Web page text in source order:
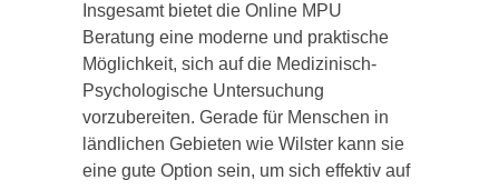
Insgesamt bietet die Online MPU
Beratung eine moderne und praktische
Möglichkeit, sich auf die Medizinisch-
Psychologische Untersuchung
vorzubereiten. Gerade für Menschen in
ländlichen Gebieten wie Wilster kann sie
eine gute Option sein, um sich effektiv auf